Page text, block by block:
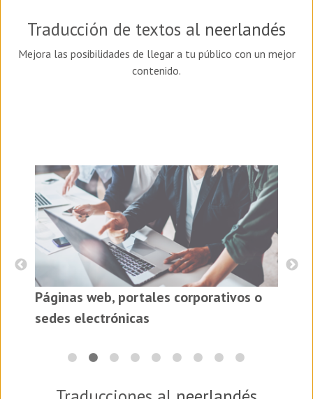
Traducción de textos al neerlandés
Mejora las posibilidades de llegar a tu público con un mejor
contenido.
Páginas web, portales corporativos o
sedes electrónicas